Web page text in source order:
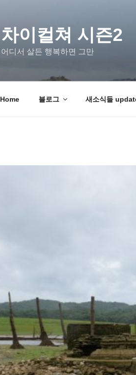
차이컬쳐 시즌2
어디서 살든 행복하면 그만
Home 블로그 새소식들